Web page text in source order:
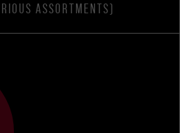
ASSORTMENTS)